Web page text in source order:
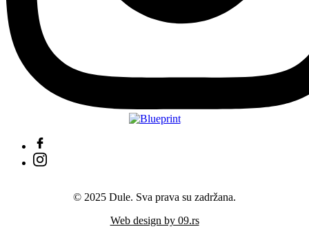
© 2025 Dule. Sva prava su zadržana.
Web design by 09.rs